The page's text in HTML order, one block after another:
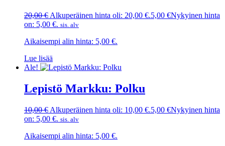
20,00€ Alkuperäinen hinta oli: 20,00 €.5,00 €Nykyinen hinta
on: 5,00 €. sis. alv
Aikaisempi alin hinta: 5,00 €.
Lue lisää
Ale!
Lepistö Markku: Polku
10,00€ Alkuperäinen hinta oli: 10,00 €.5,00 €Nykyinen hinta
on: 5,00 €. sis. alv
Aikaisempi alin hinta: 5,00 €.